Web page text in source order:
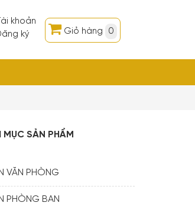
Tài khoản
ký
Giỏ hàng 0
MỤC SẢN PHẨM
VĂN PHÒNG
PHÒNG BAN